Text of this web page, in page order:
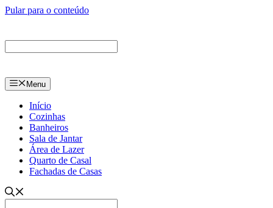
Pular para o conteúdo
Menu
Início
Cozinhas
Banheiros
Sala de Jantar
Área de Lazer
Quarto de Casal
Fachadas de Casas